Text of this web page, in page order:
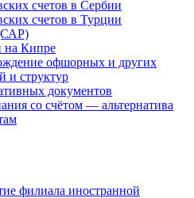
счетов в Сербии
счетов в Турции
на Кипре
офшорных и других
и структур
документов
со счётом — альтернатива
филиала иностранной